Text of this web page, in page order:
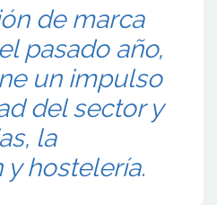
de marca
pasado año,
un impulso
del sector y
la
hostelería.